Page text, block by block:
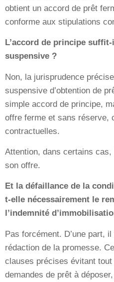
obtient un accord de prêt
conforme aux stipulations
L’accord de principe
suspensive ?
Non, la jurisprudence
suspensive d’obtention de
simple accord de principe,
offre ferme et sans réserve,
contractuelles.
Attention, dans certains
son offre.
Et la défaillance de la
t-elle nécessairement le
l’indemnité
Pas forcément. D’une part,
rédaction de la promesse.
clauses précises évitant
demandes de prêt à